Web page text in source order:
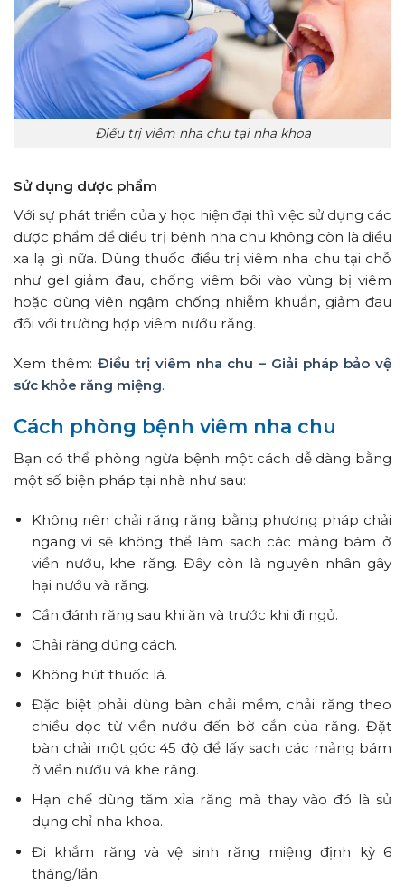
Điều trị viêm nha chu tại nha khoa
Sử dụng dược phẩm
Với sự phát triển của y học hiện đại thì việc sử dụng các
dược phẩm để điều trị bệnh nha chu không còn là điều
xa lạ gì nữa. Dùng thuốc điều trị viêm nha chu tại chỗ
như gel giảm đau, chống viêm bôi vào vùng bị viêm
hoặc dùng viên ngậm chống nhiễm khuẩn, giảm đau
đối với trường hợp viêm nướu răng.
Xem thêm: Điều trị viêm nha chu – Giải pháp bảo vệ
sức khỏe răng miệng.
Cách phòng bệnh viêm nha chu
Bạn có thể phòng ngừa bệnh một cách dễ dàng bằng
một số biện pháp tại nhà như sau:
Không nên chải răng răng bằng phương pháp chải
ngang vì sẽ không thể làm sạch các mảng bám ở
viền nướu, khe răng. Đây còn là nguyên nhân gây
hại nướu và răng.
Cần đánh răng sau khi ăn và trước khi đi ngủ.
Chải răng đúng cách.
Không hút thuốc lá.
Đặc biệt phải dùng bàn chải mềm, chải răng theo
chiều dọc từ viền nướu đến bờ cắn của răng. Đặt
bàn chải một góc 45 độ để lấy sạch các mảng bám
ở viền nướu và khe răng.
Hạn chế dùng tăm xỉa răng mà thay vào đó là sử
dụng chỉ nha khoa.
Đi khắm răng và vệ sinh răng miệng định kỳ 6
tháng/lần.